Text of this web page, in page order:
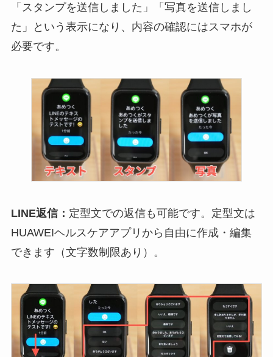
「スタンプを送信しました」「写真を送信しまし
た」という表示になり、内容の確認にはスマホが
必要です。
LINE返信： 定型文での返信も可能です。定型文は
HUAWEIヘルスケアアプリから自由に作成・編集
できます（文字数制限あり）。